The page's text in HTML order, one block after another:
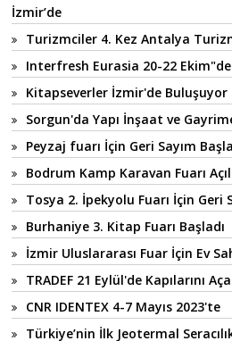
İzmir’de
Turizmciler 4. Kez Antalya
Interfresh Eurasia 20-22
Kitapseverler İzmir'de Buluşuyor
Sorgun'da Yapı İnşaat ve
Peyzaj fuarı İçin Geri Sayım
Bodrum Kamp Karavan Fuarı
Tosya 2. İpekyolu Fuarı İçin Geri
Burhaniye 3. Kitap Fuarı Başladı
İzmir Uluslararası Fuar İçin Ev
TRADEF 21 Eylül'de Kapılarını
CNR IDENTEX 4-7 Mayıs 2023'te
Türkiye’nin İlk Jeotermal